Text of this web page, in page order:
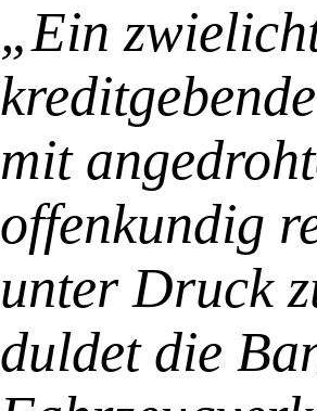
„Ein
mit
offenkundig
unter Druck
duldet die